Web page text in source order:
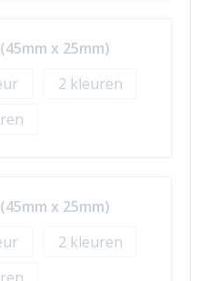
x 25mm)
2
x 25mm)
2